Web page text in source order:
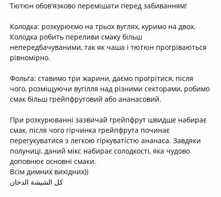
Тютюн обов'язково перемішати перед забиванням!
Колодка: розкурюємо на трьох вуглях, куримо на двох.
Колодка робить переливи смаку більш
непередбачуваними, так як чаша і тютюн прогріваються
рівномірно.
Фольга: ставимо три жарини, даємо прогрітися, після
чого, розміщуючи вугілля над різними секторами, робимо
смак більш грейпфрутовий або ананасовий.
При розкурюванні зазвичай грейпфрут швидше набирає
смак, після чого гірчинка грейпфрута починає
перегукуватися з легкою гіркуватістю ананаса. Завдяки
полуниці, даний мікс набирає солодкості, яка чудово
доповнює основні смаки.
Всім димних вихідних))
كل الشيشة الدخان